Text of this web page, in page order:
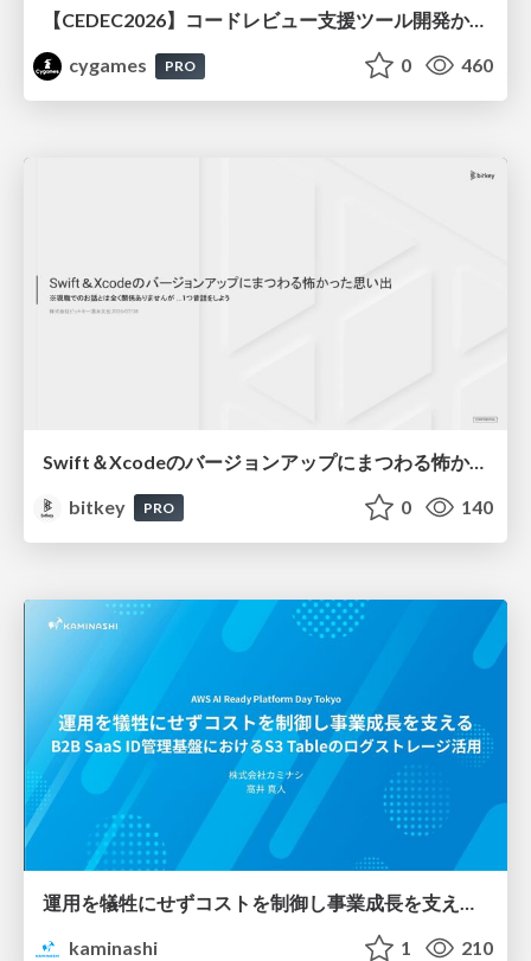
【CEDEC2026】コードレビュー支援ツール開発から学ぶ：LLMを用いた業務システムの実践的な運用設計と誤出力対策
cygames
PRO 0 460
Swift＆Xcodeのバージョンアップにまつわる怖かった思い出 / Scary Memories of Swift and Xcode Updates
bitkey
PRO 0 140
運用を犠牲にせずコストを制御し事業成長を支える B2B SaaS ID管理基盤におけるS3 Tableのログストレージ活用
kaminashi
1 210